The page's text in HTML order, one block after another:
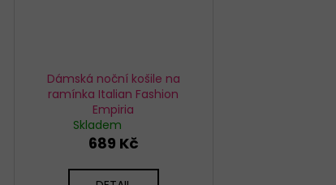
Dámská noční košile na
ramínka Italian Fashion
Empiria
Skladem
689 Kč